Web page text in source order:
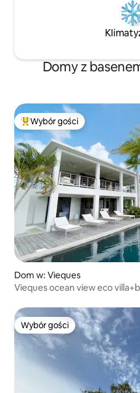
Domy z
Najpopularniejsze z kategorii
Wybór gości
Dom w: Vieques
Vieques ocean view eco
Wybór gości
Wybór gości